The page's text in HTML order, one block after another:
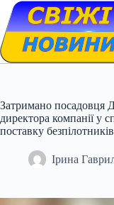
Skip
content
Затримано посадовця
директора компанії у
поставку безпілотників
Ірина